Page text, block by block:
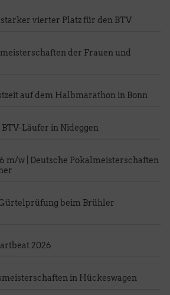
vierter Platz für den BTV
der Frauen und
auf dem Halbmarathon in Bonn
Läufer in Nideggen
m/w | Deutsche Pokalmeisterschaften
beim Brühler
2026
in Hückeswagen